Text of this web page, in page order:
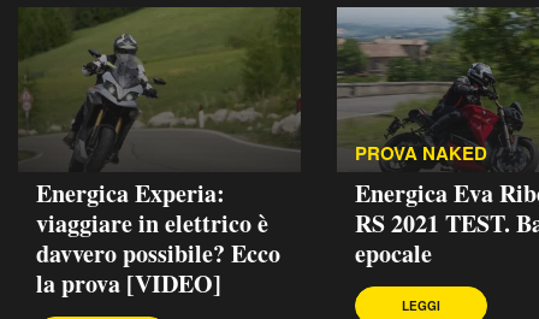
Energica Experia:
viaggiare in elettrico è
davvero possibile? Ecco
la prova [VIDEO]
PROVA NAKED
Energica Eva
RS 2021 TEST.
epocale
LEGGI